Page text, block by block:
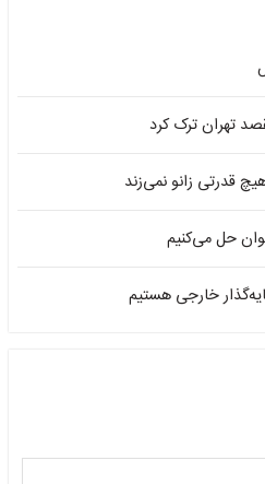
تهران ترک کرد
قدرتی زانو نمی‌زند
حل می‌کنیم
خارجی هستیم